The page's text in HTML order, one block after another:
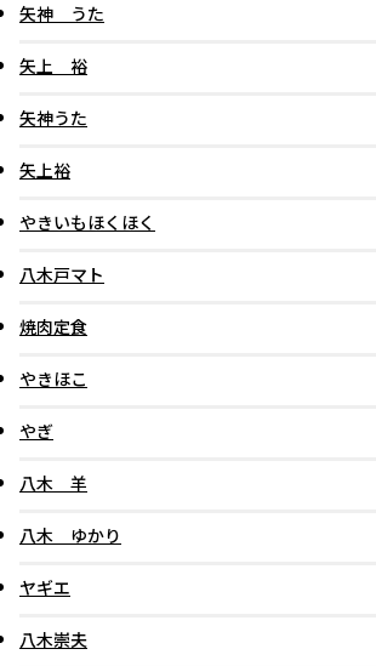
矢神 うた
矢上 裕
矢神うた
矢上裕
やきいもほくほく
八木戸マト
焼肉定食
やきほこ
やぎ
八木 羊
八木 ゆかり
ヤギエ
八木崇夫